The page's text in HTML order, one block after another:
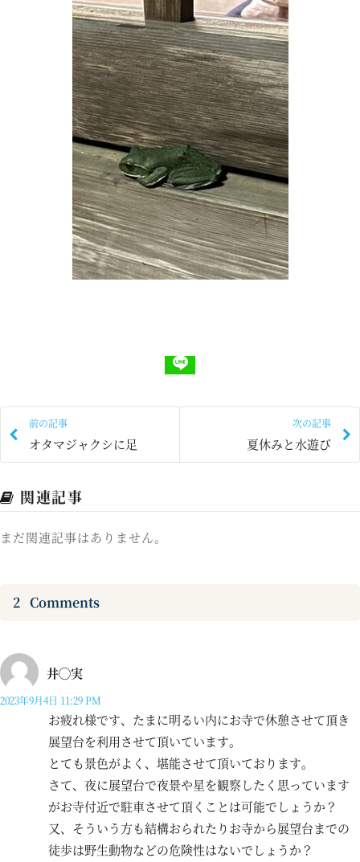
前の記事
オタマジャクシに足
次の記事
夏休みと水遊び
関連記事
まだ関連記事はありません。
2 Comments
井◯実
2023年9月4日 11:29 PM
お疲れ様です、たまに明るい内にお寺で休憩させて頂き
展望台を利用させて頂いています。
とても景色がよく、堪能させて頂いております。
さて、夜に展望台で夜景や星を観察したく思っています
がお寺付近で駐車させて頂くことは可能でしょうか？
又、そういう方も結構おられたりお寺から展望台までの
徒歩は野生動物などの危険性はないでしょうか？